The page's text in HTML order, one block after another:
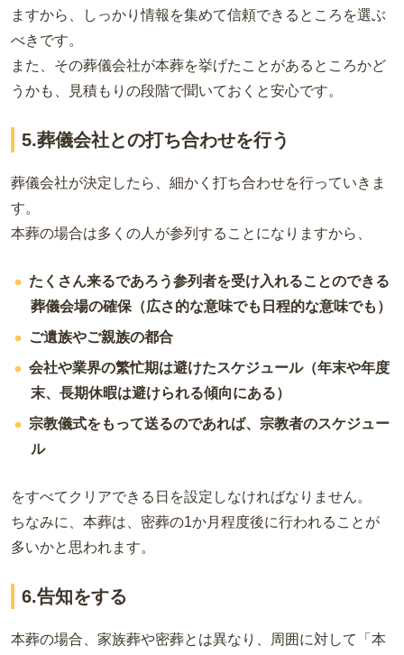
ますから、しっかり情報を集めて信頼できるところを選ぶ
べきです。
また、その葬儀会社が本葬を挙げたことがあるところかど
うかも、見積もりの段階で聞いておくと安心です。
5.葬儀会社との打ち合わせを行う
葬儀会社が決定したら、細かく打ち合わせを行っていきま
す。
本葬の場合は多くの人が参列することになりますから、
たくさん来るであろう参列者を受け入れることのできる
葬儀会場の確保（広さ的な意味でも日程的な意味でも）
ご遺族やご親族の都合
会社や業界の繁忙期は避けたスケジュール（年末や年度
末、長期休暇は避けられる傾向にある）
宗教儀式をもって送るのであれば、宗教者のスケジュー
ル
をすべてクリアできる日を設定しなければなりません。
ちなみに、本葬は、密葬の1か月程度後に行われることが
多いかと思われます。
6.告知をする
本葬の場合、家族葬や密葬とは異なり、周囲に対して「本